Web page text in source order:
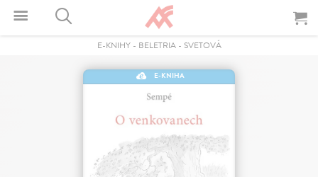
E-KNIHY- BELETRIA- SVETOVÁ
E-KNIHA